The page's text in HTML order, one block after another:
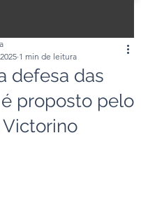
defesa das
proposto pelo
1 min de leitura
NaN de 5 estrelas.